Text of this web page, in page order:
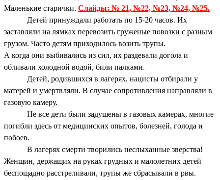
Маленькие старички. Слайды: № 21, №22, №23, №24, №25.
Детей принуждали работать по 15-20 часов. Их
заставляли на лямках перевозить груженые повозки с разным
грузом. Часто детям приходилось возить трупы.
А когда они выбивались из сил, их раздевали догола и
обливали холодной водой, били палками.
Детей, родившихся в лагерях, нацисты отбирали у
матерей и умертвляли. В случае сопротивления направляли в
газовую камеру.
Не все дети были задушены в газовых камерах, многие
погибли здесь от медицинских опытов, болезней, голода и
побоев.
В лагерях смерти творились неслыханные зверства!
Женщин, держащих на руках грудных и малолетних детей
беспощадно расстреливали, трупы же сбрасывали в рвы.